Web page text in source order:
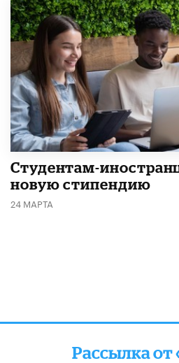
Студентам-
новую стипендию
24 МАРТА
Рассылка от